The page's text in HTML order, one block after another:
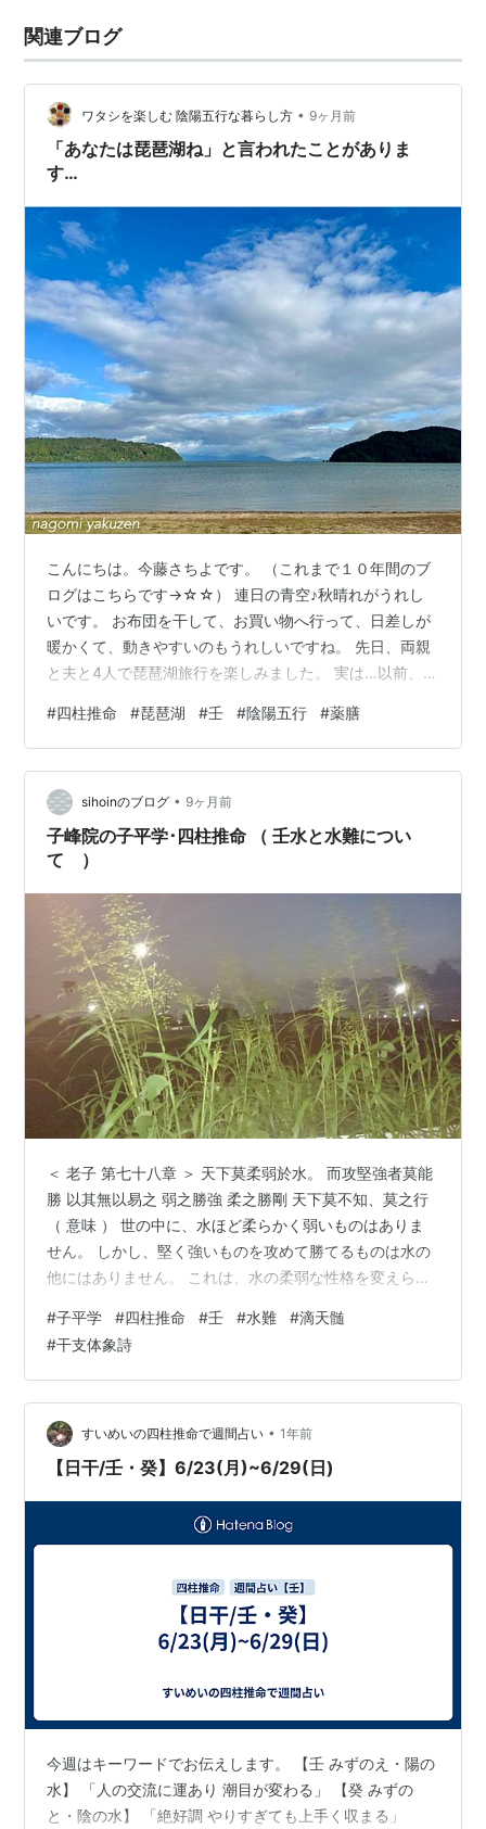
関連ブログ
ワタシを楽しむ 陰陽五行な暮らし方 • 9ヶ月前
「あなたは琵琶湖ね」と言われたことがありま
す…
こんにちは。今藤さちよです。 （これまで１０年間のブ
ログはこちらです→☆☆） 連日の青空♪秋晴れがうれし
いです。 お布団を干して、お買い物へ行って、日差しが
暖かくて、動きやすいのもうれしいですね。 先日、両親
と夫と4人で琵琶湖旅行を楽しみました。 実は…以前、四
は琵琶湖ね」と言われたことがあります。 四柱推命（し
ちゅうすいめい）とは、陰陽五行の考え方をもちいて、
生年月日から、性格や運勢などを占うもの。 私も、占い
師の先生から、占い的要素からみる陰陽五行を学んでい
ます。 私は、壬（みずのえ）という大きな海や湖をあら
わすタイプなのですが、 命式（め…
#四柱推命 #琵琶湖 #壬 #陰陽五行 #薬膳
sihoinのブログ • 9ヶ月前
子峰院の子平学･四柱推命 （ 壬水と水難につい
て ）
＜ 老子 第七十八章 ＞ 天下莫柔弱於水。 而攻堅強者莫能
勝 以其無以易之 弱之勝強 柔之勝剛 天下莫不知、莫之行
（ 意味 ） 世の中に、水ほど柔らかく弱いものはありま
せん。 しかし、堅く強いものを攻めて勝てるものは水の
他にはありません。 これは、水の柔弱な性格を変えられ
のが堅いものに勝つ事を 世の中に知らない人はいません
が、それを実行するのは難しい。」 この漢文を読みます
と、力士を思い浮かびます。 小兵が大兵に勝ち、番付の
下の相撲取りが上の相撲取りに勝つ事は 偶にあり、聴衆
を楽しませてくれます。これは、運であったり、持ち前
の技で あったり…
#子平学 #四柱推命 #壬 #水難 #滴天髄
#干支体象詩
すいめいの四柱推命で週間占い • 1年前
【日干/壬・癸】6/23(月)~6/29(日)
今週はキーワードでお伝えします。 【壬 みずのえ・陽の
水】 「人の交流に運あり 潮目が変わる」 【癸 みずの
と・陰の水】 「絶好調 やりすぎても上手く収まる」